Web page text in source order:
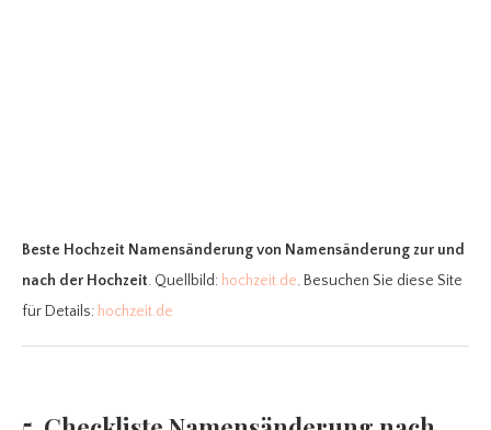
Beste Hochzeit Namensänderungvon Namensänderung zur und
nach der Hochzeit. Quellbild: hochzeit.de. Besuchen Sie diese Site
für Details: hochzeit.de